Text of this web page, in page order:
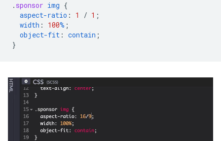
. sponsor img {
aspect-ratio : 1 / 1 ;
width : 100% ;
object-fit : contain ;
}